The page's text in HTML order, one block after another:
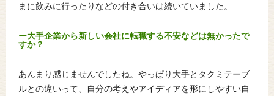
まに飲みに行ったりなどの付き合いは続いていました。
ー大手企業から新しい会社に転職する不安などは無かったで
すか？
あんまり感じませんでしたね。やっぱり大手とタクミテーブ
ルとの違いって、自分の考えやアイディアを形にしやすい自